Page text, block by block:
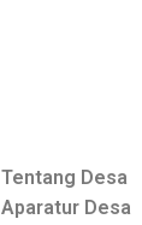
Tentang Desa
Aparatur Desa